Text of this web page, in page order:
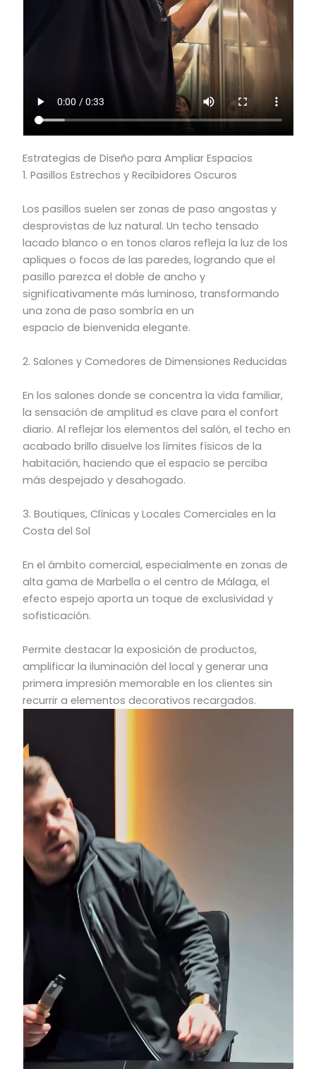
Estrategias de Diseño para Ampliar Espacios
1. Pasillos Estrechos y Recibidores Oscuros
Los pasillos suelen ser zonas de paso angostas y
desprovistas de luz natural. Un techo tensado
lacado blanco o en tonos claros refleja la luz de los
apliques o focos de las paredes, logrando que el
pasillo parezca el doble de ancho y
significativamente más luminoso, transformando
una zona de paso sombría en un
espacio de bienvenida elegante.
2. Salones y Comedores de Dimensiones Reducidas
En los salones donde se concentra la vida familiar,
la sensación de amplitud es clave para el confort
diario. Al reflejar los elementos del salón, el techo en
acabado brillo disuelve los límites físicos de la
habitación, haciendo que el espacio se perciba
más despejado y desahogado.
3. Boutiques, Clínicas y Locales Comerciales en la
Costa del Sol
En el ámbito comercial, especialmente en zonas de
alta gama de Marbella o el centro de Málaga, el
efecto espejo aporta un toque de exclusividad y
sofisticación.
Permite destacar la exposición de productos,
amplificar la iluminación del local y generar una
primera impresión memorable en los clientes sin
recurrir a elementos decorativos recargados.